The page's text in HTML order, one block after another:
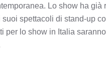
Lo show ha già
spettacoli di stand-up
per lo show in Italia